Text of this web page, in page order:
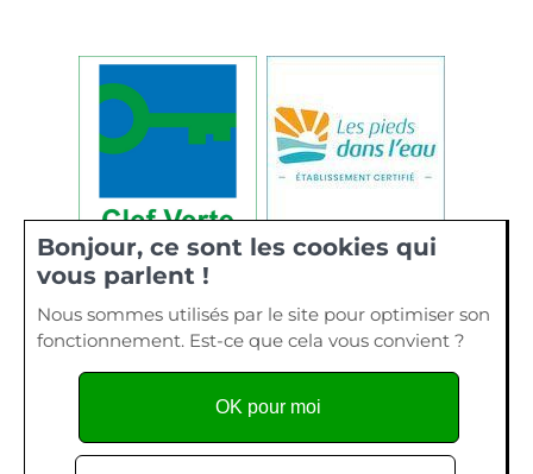
Bonjour, ce sont les cookies qui
vous parlent !
Nous sommes utilisés par le site pour optimiser son
fonctionnement. Est-ce que cela vous convient ?
OK pour moi